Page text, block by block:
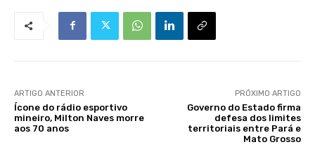
ARTIGO ANTERIOR
Ícone do rádio esportivo
mineiro, Milton Naves morre
aos 70 anos
PRÓXIMO ARTIGO
Governo do Estado firma
defesa dos limites
territoriais entre Pará e
Mato Grosso